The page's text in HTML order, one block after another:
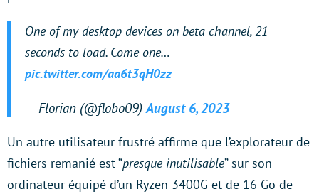
One of my desktop devices on beta channel, 21
seconds to load. Come one…
pic.twitter.com/aa6t3qH0zz
— Florian (@flobo09)August 6, 2023
Un autre utilisateur frustré affirme que l’explorateur de
fichiers remanié est “presque inutilisable” sur son
ordinateur équipé d’un Ryzen 3400G et de 16 Go de